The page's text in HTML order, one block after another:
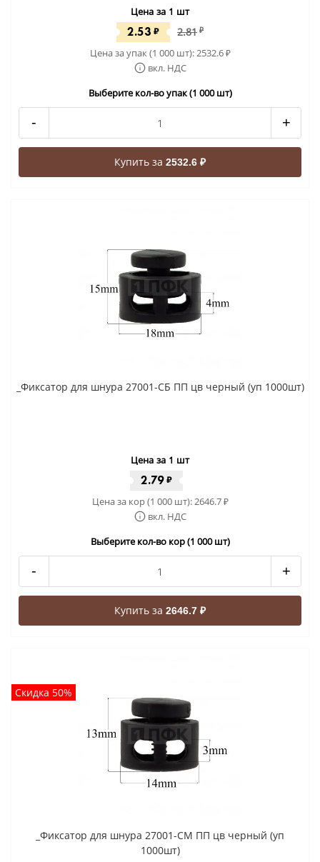
Цена за 1 шт
2.53 ₽ 2.81 ₽
Цена за упак (1 000 шт):2532.6₽
вкл. НДС
Выберите кол-во упак (1 000 шт)
- +
Купить за 2532.6 ₽
_Фиксатор для шнура 27001-СБ ПП цв черный (уп 1000шт)
Цена за 1 шт
2.79₽
Цена за кор (1 000 шт):2646.7₽
вкл. НДС
Выберите кол-во кор (1 000 шт)
- +
Купить за 2646.7 ₽
Скидка 50%
_Фиксатор для шнура 27001-СМ ПП цв черный (уп
1000шт)